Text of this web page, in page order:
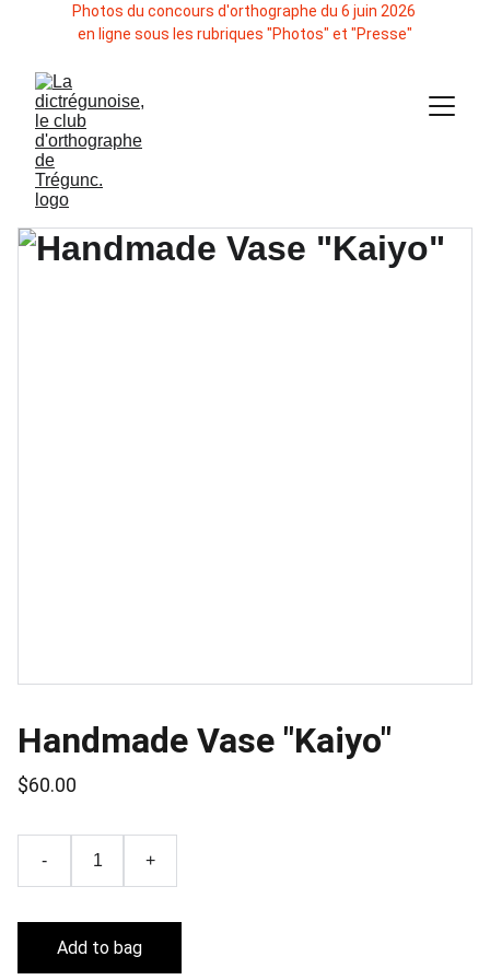
Photos du concours d'orthographe du 6 juin 2026
en ligne sous les rubriques "Photos" et "Presse"
Handmade Vase "Kaiyo"
$60.00
- +
Add to bag